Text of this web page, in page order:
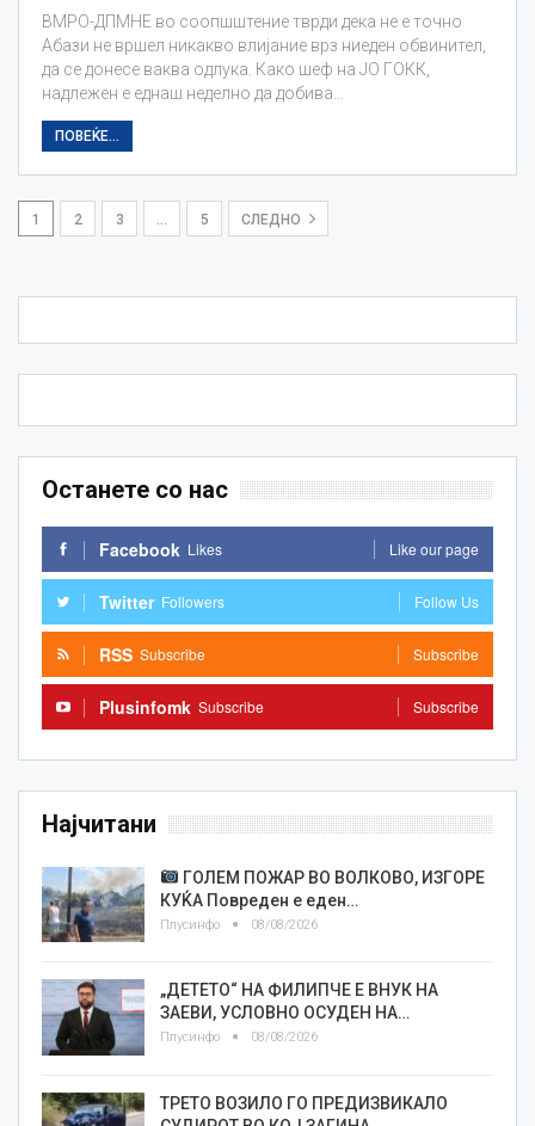
ВМРО-ДПМНЕ во соопшштение тврди дека не е точно
Абази не вршел никакво влијание врз ниеден обвинител,
да се донесе ваква одлука. Како шеф на ЈО ГОКК,
надлежен е еднаш неделно да добива…
ПОВЕЌЕ...
1 2 3 5 СЛЕДНО
Останете со нас
Facebook Likes Like our page
Twitter Followers Follow Us
RSS Subscribe Subscribe
Plusinfomk Subscribe Subscribe
Најчитани
ГОЛЕМ ПОЖАР ВО ВОЛКОВО, ИЗГОРЕ
КУЌА Повреден е еден…
Плусинфо 08/08/2026
„ДЕТЕТО“ НА ФИЛИПЧЕ Е ВНУК НА
ЗАЕВИ, УСЛОВНО ОСУДЕН НА…
Плусинфо 08/08/2026
ТРЕТО ВОЗИЛО ГО ПРЕДИЗВИКАЛО